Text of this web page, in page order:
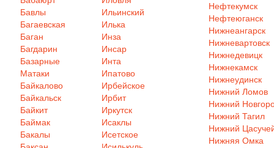
Бавлы
Багаевская
Баган
Багдарин
Базарные
Матаки
Байкалово
Байкальск
Байкит
Баймак
Бакалы
Ильинский
Илька
Инза
Инсар
Инта
Ипатово
Ирбейское
Ирбит
Иркутск
Исаклы
Исетское
Нефтекумск
Нефтеюганск
Нижнеангарск
Нижневартовск
Нижнедевицк
Нижнекамск
Нижнеудинск
Нижний Ломов
Нижний
Нижний Тагил
Нижний
Нижняя Омка